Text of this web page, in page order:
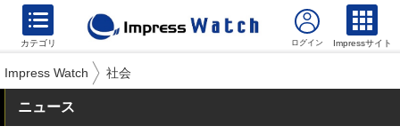
カテゴリ Impressサイト
Impress Watch 社会
ニュース